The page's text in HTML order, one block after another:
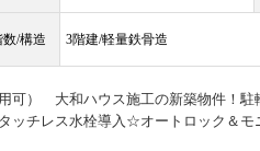
数/構造 3階建/軽量鉄骨造
可） 大和ハウス施工の新築物件！
ッチレス水栓導入☆オートロック＆モ